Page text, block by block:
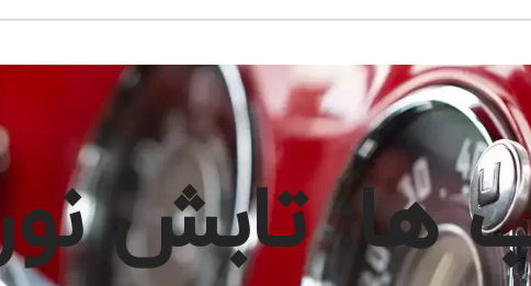
ها: تابش